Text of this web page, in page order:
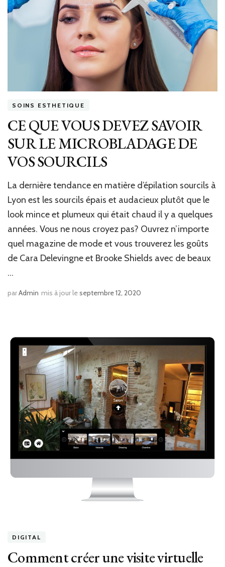
SOINS ESTHETIQUE
CE QUE VOUS DEVEZ SAVOIR
SUR LE MICROBLADAGE DE
VOS SOURCILS
La dernière tendance en matière d’épilation sourcils à
Lyon est les sourcils épais et audacieux plutôt que le
look mince et plumeux qui était chaud il y a quelques
années. Vous ne nous croyez pas? Ouvrez n’importe
quel magazine de mode et vous trouverez les goûts
de Cara Delevingne et Brooke Shields avec de beaux
…
parAdmin mis à jour leseptembre 12, 2020
DIGITAL
Comment créer une visite virtuelle